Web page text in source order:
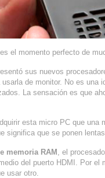
el momento perfecto de
sus nuevos
de monitor. No es
La sensación es que
esta micro PC que
significa que se ponen
memoria RAM, el
del puerto HDMI. Por
usar otro.